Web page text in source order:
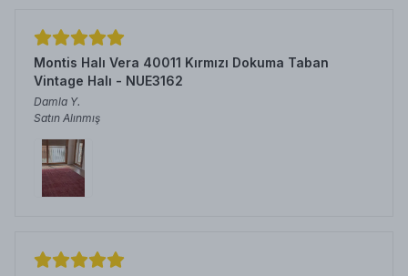
Montis Halı Vera 40011 Kırmızı Dokuma Taban
Vintage Halı - NUE3162
Damla Y.
Satın Alınmış